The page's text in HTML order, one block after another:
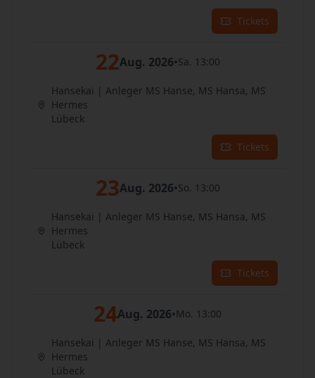
Tickets
22Aug. 2026•Sa. 13:00
Hansekai | Anleger MS Hanse, MS Hansa, MS
Hermes
Lübeck
Tickets
23Aug. 2026•So. 13:00
Hansekai | Anleger MS Hanse, MS Hansa, MS
Hermes
Lübeck
Tickets
24Aug. 2026•Mo. 13:00
Hansekai | Anleger MS Hanse, MS Hansa, MS
Hermes
Lübeck